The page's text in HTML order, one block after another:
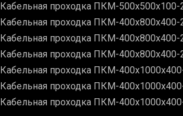
Кабельная проходка ПКМ-500х500х100-
Кабельная проходка ПКМ-400х800х400-
Кабельная проходка ПКМ-400х800х400-
Кабельная проходка ПКМ-400х800х400-
Кабельная проходка ПКМ-
Кабельная проходка ПКМ-
Кабельная проходка ПКМ-